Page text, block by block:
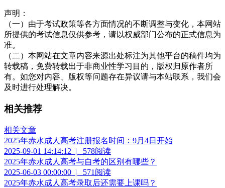
声明：
（一）由于考试政策等各方面情况的不断调整与变化，本网站
所提供的考试信息仅供参考，请以权威部门公布的正式信息为
准。
（二）本网站在文章内容来源出处标注为其他平台的稿件均为
转载稿，免费转载出于非商业性学习目的，版权归原作者所
有。如您对内容、版权等问题存在异议请与本站联系，我们会
及时进行处理解决。
相关推荐
相关文章
2025年赤水成人高考注册报名时间：9月4日开始
2025-09-01 14:14:12 | 578阅读
2025年赤水成人高考与自考的区别有哪些？
2025-06-03 00:00:00 | 571阅读
2025年赤水成人高考录取后还需要上课吗？